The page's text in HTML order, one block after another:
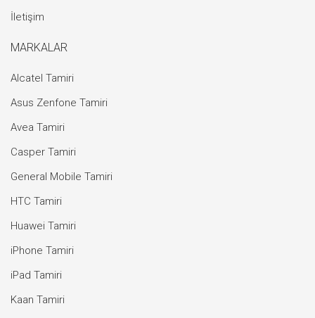
İletişim
MARKALAR
Alcatel Tamiri
Asus Zenfone Tamiri
Avea Tamiri
Casper Tamiri
General Mobile Tamiri
HTC Tamiri
Huawei Tamiri
iPhone Tamiri
iPad Tamiri
Kaan Tamiri